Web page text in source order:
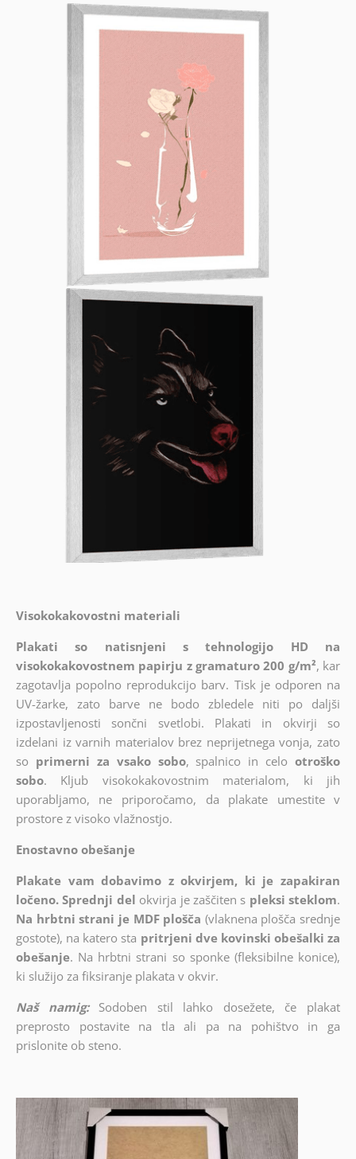
Visokokakovostni materiali
Plakati so natisnjeni s tehnologijo HD na
visokokakovostnem papirju z gramaturo 200 g/m², kar
zagotavlja popolno reprodukcijo barv. Tisk je odporen na
UV-žarke, zato barve ne bodo zbledele niti po daljši
izpostavljenosti sončni svetlobi. Plakati in okvirji so
izdelani iz varnih materialov brez neprijetnega vonja, zato
so primerni za vsako sobo, spalnico in celo otroško
sobo. Kljub visokokakovostnim materialom, ki jih
uporabljamo, ne priporočamo, da plakate umestite v
prostore z visoko vlažnostjo.
Enostavno obešanje
Plakate vam dobavimo z okvirjem, ki je zapakiran
ločeno. Sprednji del okvirja je zaščiten s pleksi steklom.
Na hrbtni strani je MDF plošča (vlaknena plošča srednje
gostote), na katero sta pritrjeni dve kovinski obešalki za
obešanje. Na hrbtni strani so sponke (fleksibilne konice),
ki služijo za fiksiranje plakata v okvir.
Naš namig:
Sodoben stil lahko dosežete, če plakat
preprosto postavite na tla ali pa na pohištvo in ga
prislonite ob steno.